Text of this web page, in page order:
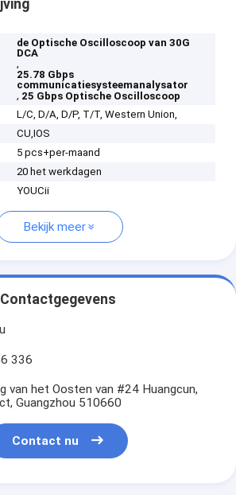
de Optische Oscilloscoop van 30G
DCA
,
25.78 Gbps
communicatiesysteemanalysator
, 25 Gbps Optische Oscilloscoop
L/C, D/A, D/P, T/T, Western Union,
CU,IOS
5 pcs+per-maand
20 het werkdagen
YOUCii
Bekijk meer
Contactgegevens
336
van het Oosten van #24 Huangcun,
Guangzhou 510660
Contact nu